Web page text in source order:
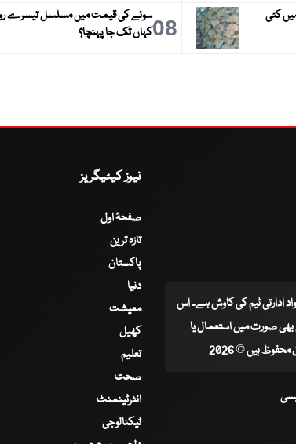
کئی
08سونے کی قیمت میں مسلسل تیسرے روز
کہاں تک جا پہنچا؟
ادارتی ٹیم کی کاوش ہے۔ اس
بھی صورت میں استعمال یا
ہیں © 2026
نیوز کیٹیگریز
صفحۂ اول
تازہ ترین
پاکستان
دنیا
معیشت
کھیل
تعلیم
صحت
انٹرٹینمنٹ
ٹیکنالوجی